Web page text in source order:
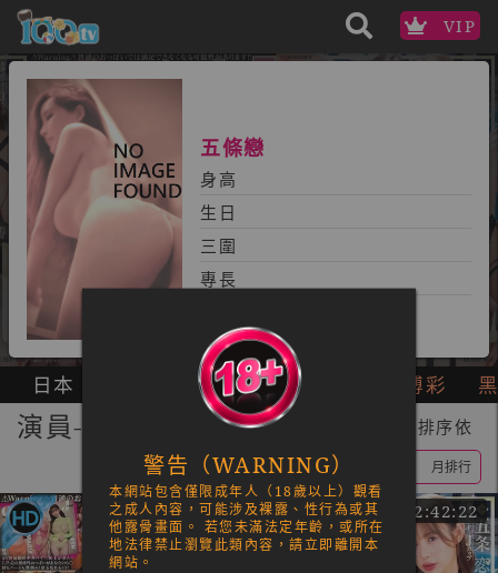
VIP
五條戀
身高
生日
三圍
專長
日本 國產 無碼 博彩
演員-五條戀 共70部 | 排序依
近期更新 搶先發行 月排行
02:42:22
警告（WARNING）
本網站包含僅限成年人（18歲以上）觀看
之成人內容，可能涉及裸露、性行為或其
他露骨畫面。 若您未滿法定年齡，或所在
地法律禁止瀏覽此類內容，請立即離開本
網站。